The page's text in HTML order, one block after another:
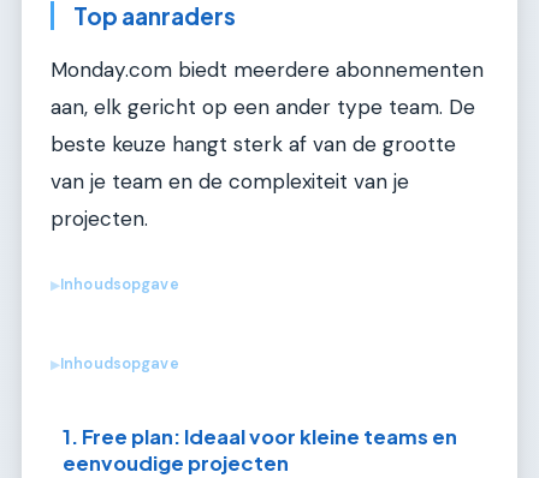
Top aanraders
Monday.com biedt meerdere abonnementen
aan, elk gericht op een ander type team. De
beste keuze hangt sterk af van de grootte
van je team en de complexiteit van je
projecten.
▶Inhoudsopgave
▶Inhoudsopgave
1. Free plan: Ideaal voor kleine teams en
eenvoudige projecten